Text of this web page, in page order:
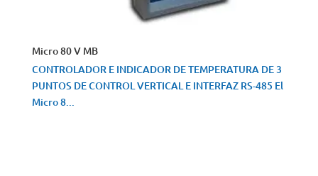
Micro 80 V MB
CONTROLADOR E INDICADOR DE TEMPERATURA DE 3
PUNTOS DE CONTROL VERTICAL E INTERFAZ RS-485 El
Micro 8...